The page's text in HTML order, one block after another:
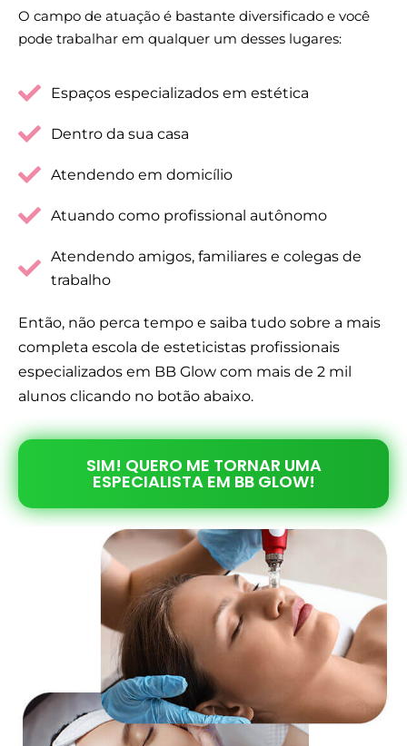
O campo de atuação é bastante diversificado e você
pode trabalhar em qualquer um desses lugares:
Espaços especializados em estética
Dentro da sua casa
Atendendo em domicílio
Atuando como profissional autônomo
Atendendo amigos, familiares e colegas de
trabalho
Então, não perca tempo e saiba tudo sobre a mais
completa escola de esteticistas profissionais
especializados em BB Glow com mais de 2 mil
alunos clicando no botão abaixo.
SIM! QUERO ME TORNAR UMA
ESPECIALISTA EM BB GLOW!